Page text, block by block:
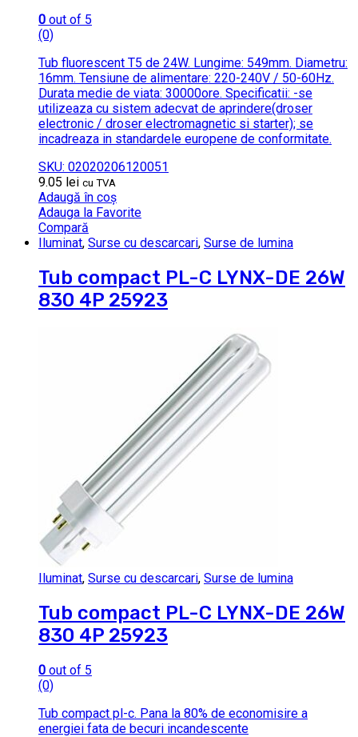
0 out of 5
(0)
Tub fluorescent T5 de 24W. Lungime: 549mm. Diametru:
16mm. Tensiune de alimentare: 220-240V / 50-60Hz.
Durata medie de viata: 30000ore. Specificatii: -se
utilizeaza cu sistem adecvat de aprindere(droser
electronic / droser electromagnetic si starter); se
incadreaza in standardele europene de conformitate.
SKU: 02020206120051
9.05 lei cu TVA
Adaugă în coș
Adauga la Favorite
Compară
Iluminat, Surse cu descarcari, Surse de lumina
Tub compact PL-C LYNX-DE 26W
830 4P 25923
Iluminat, Surse cu descarcari, Surse de lumina
Tub compact PL-C LYNX-DE 26W
830 4P 25923
0 out of 5
(0)
Tub compact pl-c. Pana la 80% de economisire a
energiei fata de becuri incandescente